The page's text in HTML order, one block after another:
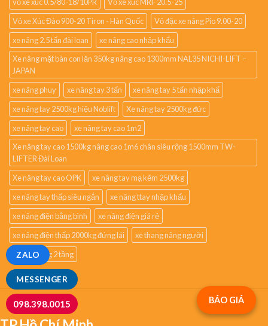
MESSENGER
ZALO
098.398.0015
Vỏ xe Xúc Đào 900-20 Tiron - Hàn Quốc
Vỏ đặc xe nâng Pio 9.00-20
xe nâng 2.5 tấn đài loan
xe nâng cao nhập khẩu
Xe nâng mặt bàn con lăn 350kg nâng cao 1300mm NAL35 NICHI-LIFT –
JAPAN
xe nâng phuy
xe nâng tay 3 tấn
xe nâng tay 5 tấn nhập khẩ
xe nâng tay 2500kg hiệu Noblift
Xe nâng tay 2500kg đức
xe nâng tay cao
xe nâng tay cao 1m2
Xe nâng tay cao 1500kg nâng cao 1m6 chân siêu rộng 1500mm TW-
LIFTER Đài Loan
Xe nâng tay cao OPK
xe nâng tay mạ kẽm 2500kg
xe nâng tay thấp siêu ngắn
xe nâng ttay nhập khẩu
xe nâng điện bằng bình
xe nâng điện giá rẻ
xe nâng điện thấp 2000kg đứng lái
xe thang nâng người
xe đẩy hàng 2 tầng
BÁO GIÁ